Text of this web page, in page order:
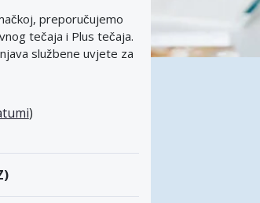
preporučujemo
tečaja i Plus tečaja.
službene uvjete za
)